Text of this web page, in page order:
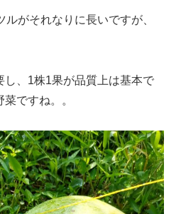
がそれなりに長いですが、
し、1株1果が品質上は基本で
ですね。。